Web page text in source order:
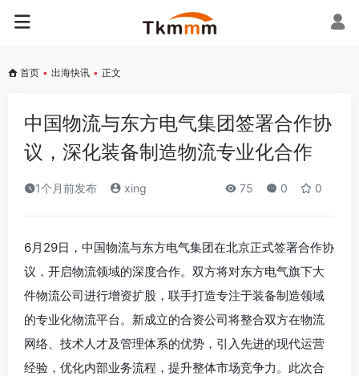
首页 • 出海快讯 • 正文
中国物流与东方电气集团签署合作协
议，深化装备制造物流专业化合作
1个月前发布 xing 75 0 0
6月29日，中国物流与东方电气集团在北京正式签署合作协
议，开启物流领域的深度合作。双方将对东方电气旗下大
件物流公司进行增资扩股，联手打造专注于装备制造领域
的专业化物流平台。新成立的合资公司将整合双方在物流
网络、技术人才及管理体系的优势，引入先进的现代运营
经验，优化内部业务流程，提升整体市场竞争力。此次合